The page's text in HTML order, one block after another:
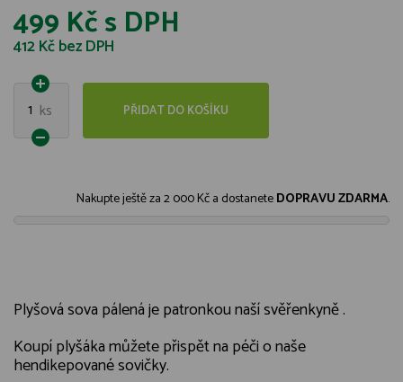
499 Kčs DPH
412 Kčbez DPH
1 ks PŘIDAT DO KOŠÍKU
Nakupte ještě za2 000 Kča dostaneteDOPRAVU ZDARMA.
Plyšová sova pálená je patronkou naší svěřenkyně .
Koupí plyšáka můžete přispět na péči o naše
hendikepované sovičky.